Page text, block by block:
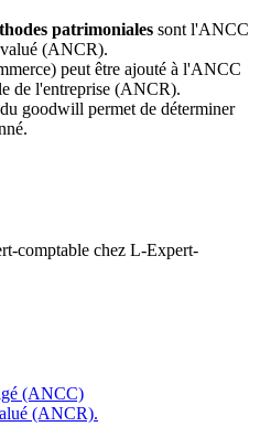
patrimoniales sont l'ANCC
(ANCR).
peut être ajouté à l'ANCC
de l'entreprise (ANCR).
goodwill permet de déterminer
comptable chez L-Expert-
(ANCC)
(ANCR).